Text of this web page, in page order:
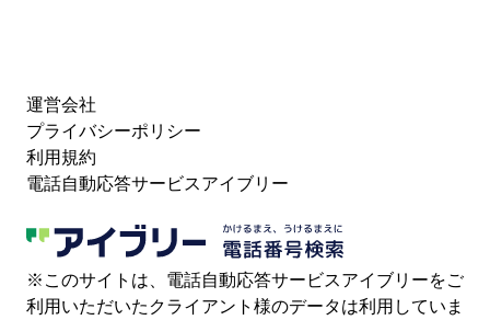
運営会社
プライバシーポリシー
利用規約
電話自動応答サービスアイブリー
※このサイトは、電話自動応答サービスアイブリーをご
利用いただいたクライアント様のデータは利用していま